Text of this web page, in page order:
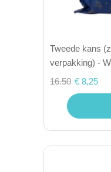
Tweede kans
verpakking) -
16.50 € 8,25